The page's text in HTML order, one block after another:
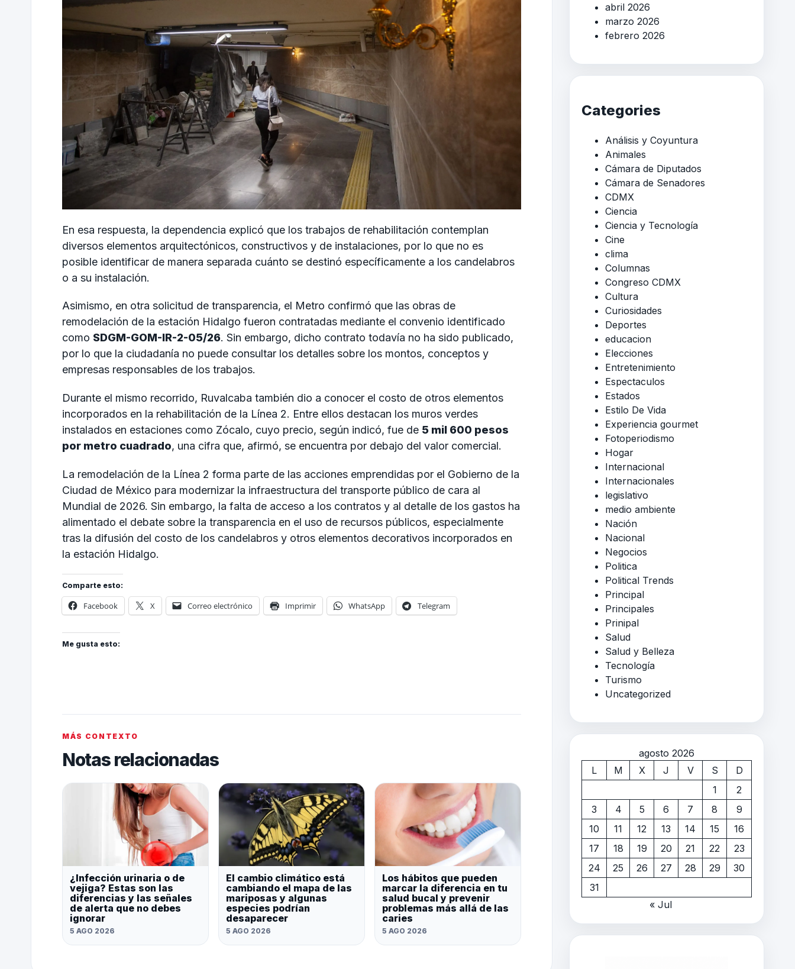
En esa respuesta, la dependencia explicó que los trabajos de rehabilitación contemplan
diversos elementos arquitectónicos, constructivos y de instalaciones, por lo que no es
posible identificar de manera separada cuánto se destinó específicamente a los candelabros
o a su instalación.
Asimismo, en otra solicitud de transparencia, el Metro confirmó que las obras de
remodelación de la estación Hidalgo fueron contratadas mediante el convenio identificado
como SDGM-GOM-IR-2-05/26. Sin embargo, dicho contrato todavía no ha sido publicado,
por lo que la ciudadanía no puede consultar los detalles sobre los montos, conceptos y
empresas responsables de los trabajos.
Durante el mismo recorrido, Ruvalcaba también dio a conocer el costo de otros elementos
incorporados en la rehabilitación de la Línea 2. Entre ellos destacan los muros verdes
instalados en estaciones como Zócalo, cuyo precio, según indicó, fue de 5 mil 600 pesos
por metro cuadrado, una cifra que, afirmó, se encuentra por debajo del valor comercial.
La remodelación de la Línea 2 forma parte de las acciones emprendidas por el Gobierno de la
Ciudad de México para modernizar la infraestructura del transporte público de cara al
Mundial de 2026. Sin embargo, la falta de acceso a los contratos y al detalle de los gastos ha
alimentado el debate sobre la transparencia en el uso de recursos públicos, especialmente
tras la difusión del costo de los candelabros y otros elementos decorativos incorporados en
la estación Hidalgo.
Comparte esto:
Facebook X Correo electrónico Imprimir WhatsApp Telegram
Me gusta esto:
MÁS CONTEXTO
Notas relacionadas
¿Infección urinaria o de
vejiga? Estas son las
diferencias y las señales
de alerta que no debes
ignorar
5 AGO 2026
El cambio climático está
cambiando el mapa de las
mariposas y algunas
especies podrían
desaparecer
5 AGO 2026
Los hábitos que pueden
marcar la diferencia en tu
salud bucal y prevenir
problemas más allá de las
caries
5 AGO 2026
abril 2026
marzo 2026
febrero 2026
Categories
Análisis y Coyuntura
Animales
Cámara de Diputados
Cámara de Senadores
CDMX
Ciencia
Ciencia y Tecnología
Cine
clima
Columnas
Congreso CDMX
Cultura
Curiosidades
Deportes
educacion
Elecciones
Entretenimiento
Espectaculos
Estados
Estilo De Vida
Experiencia gourmet
Fotoperiodismo
Hogar
Internacional
Internacionales
legislativo
medio ambiente
Nación
Nacional
Negocios
Politica
Political Trends
Principal
Principales
Prinipal
Salud
Salud y Belleza
Tecnología
Turismo
Uncategorized
agosto 2026
L
M X J V S
D
1
2
3
4 5 6 7 8
9
10
11 12 13 14 15
16
17
18 19 20 21 22
23
24
25 26 27 28 29
30
31
« Jul